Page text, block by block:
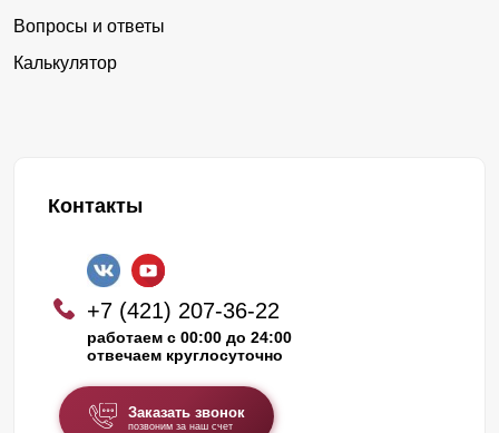
Вопросы и ответы
Калькулятор
Контакты
+7 (421) 207-36-22
работаем с 00:00 до 24:00
отвечаем круглосуточно
Заказать звонок
позвоним за наш счет